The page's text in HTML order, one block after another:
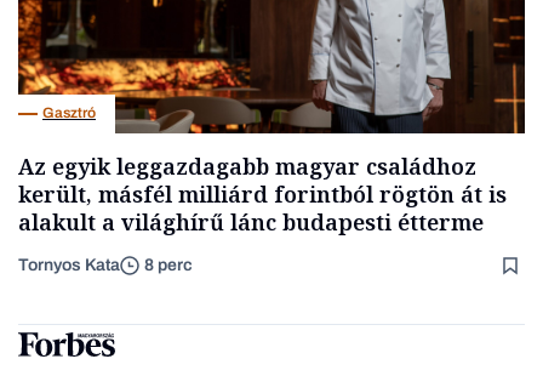
Gasztró
Az egyik leggazdagabb magyar családhoz
került, másfél milliárd forintból rögtön át is
alakult a világhírű lánc budapesti étterme
Tornyos Kata 8 perc